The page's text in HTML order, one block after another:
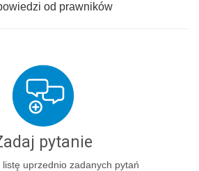
od prawników
pytanie
listę uprzednio zadanych pytań